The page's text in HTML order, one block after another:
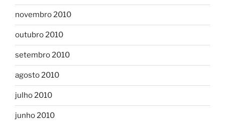
novembro 2010
outubro 2010
setembro 2010
agosto 2010
julho 2010
junho 2010